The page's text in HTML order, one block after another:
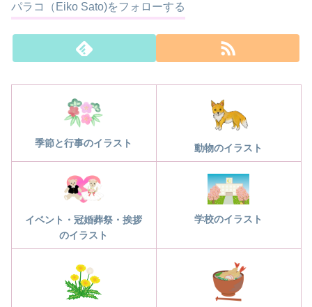
パラコ（Eiko Sato)をフォローする
季節と行事のイラスト 動物のイラスト
イベント・冠婚葬祭・挨拶
のイラスト
学校のイラスト